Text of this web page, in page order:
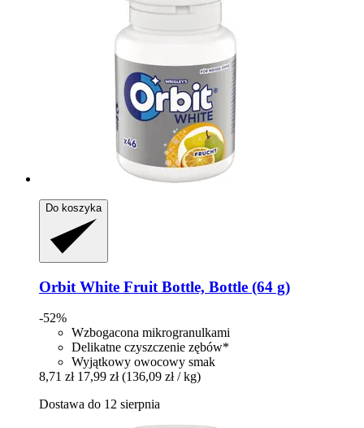
Do koszyka
Orbit White Fruit Bottle, Bottle (64 g)
-52%
Wzbogacona mikrogranulkami
Delikatne czyszczenie zębów*
Wyjątkowy owocowy smak
8,71 zł 17,99 zł (136,09 zł / kg)
Dostawa do 12 sierpnia